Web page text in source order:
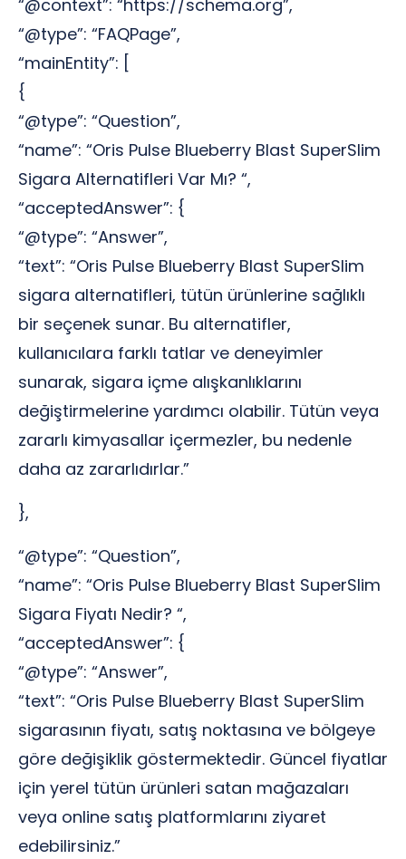
“@context”: “https://schema.org”,
“@type”: “FAQPage”,
“mainEntity”: [
{
“@type”: “Question”,
“name”: “Oris Pulse Blueberry Blast SuperSlim
Sigara Alternatifleri Var Mı? “,
“acceptedAnswer”: {
“@type”: “Answer”,
“text”: “Oris Pulse Blueberry Blast SuperSlim
sigara alternatifleri, tütün ürünlerine sağlıklı
bir seçenek sunar. Bu alternatifler,
kullanıcılara farklı tatlar ve deneyimler
sunarak, sigara içme alışkanlıklarını
değiştirmelerine yardımcı olabilir. Tütün veya
zararlı kimyasallar içermezler, bu nedenle
daha az zararlıdırlar.”
},
“@type”: “Question”,
“name”: “Oris Pulse Blueberry Blast SuperSlim
Sigara Fiyatı Nedir? “,
“acceptedAnswer”: {
“@type”: “Answer”,
“text”: “Oris Pulse Blueberry Blast SuperSlim
sigarasının fiyatı, satış noktasına ve bölgeye
göre değişiklik göstermektedir. Güncel fiyatlar
için yerel tütün ürünleri satan mağazaları
veya online satış platformlarını ziyaret
edebilirsiniz.”